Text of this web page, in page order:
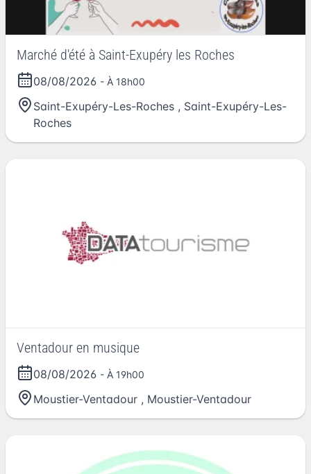
Marché d'été à Saint-Exupéry les Roches
08/08/2026 - À 18h00
Saint-Exupéry-Les-Roches , Saint-Exupéry-Les-
Roches
Ventadour en musique
08/08/2026 - À 19h00
Moustier-Ventadour , Moustier-Ventadour